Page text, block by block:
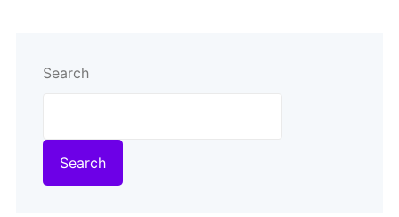
Search
Search